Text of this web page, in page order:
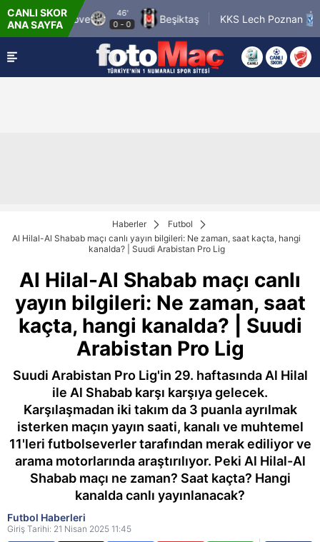
CANLI SKOR
ANA SAYFA
Hradec Kralove
46'
0- 0 Beşiktaş KKS Lech Poznan
0
Haberler
Futbol
Al Hilal-Al Shabab maçı canlı yayın bilgileri: Ne zaman, saat kaçta, hangi
kanalda? | Suudi Arabistan Pro Lig
Al Hilal-Al Shabab maçı canlı
yayın bilgileri: Ne zaman, saat
kaçta, hangi kanalda? | Suudi
Arabistan Pro Lig
Suudi Arabistan Pro Lig'in 29. haftasında Al Hilal
ile Al Shabab karşı karşıya gelecek.
Karşılaşmadan iki takım da 3 puanla ayrılmak
isterken maçın yayın saati, kanalı ve muhtemel
11'leri futbolseverler tarafından merak ediliyor ve
arama motorlarında araştırılıyor. Peki Al Hilal-Al
Shabab maçı ne zaman? Saat kaçta? Hangi
kanalda canlı yayınlanacak?
Futbol Haberleri
Giriş Tarihi: 21 Nisan 2025 11:45